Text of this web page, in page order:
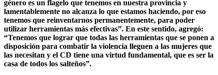
género es un flagelo que tenemos en nuestra provincia y
lamentablemente no alcanza lo que estamos haciendo, por eso
tenemos que reinventarnos permanentemente, para poder
utilizar herramientas más efectivas”. En este sentido, agregó:
“Tenemos que lograr que todas las herramientas que se ponen a
disposición para combatir la violencia lleguen a las mujeres que
las necesitan y el CD tiene una virtud fundamental, que es ser la
casa de todos los salteños”.